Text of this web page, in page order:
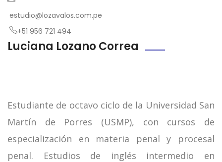
estudio@lozavalos.com.pe
+51 956 721 494
Luciana Lozano Correa
Estudiante de octavo ciclo de la Universidad San
Martín de Porres (USMP), con cursos de
especialización en materia penal y procesal
penal. Estudios de inglés intermedio en